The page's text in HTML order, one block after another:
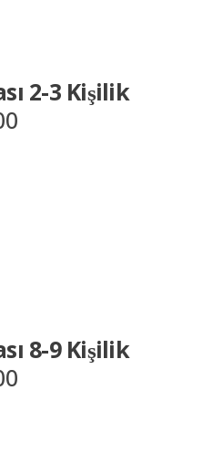
2-3 Kişilik
8-9 Kişilik